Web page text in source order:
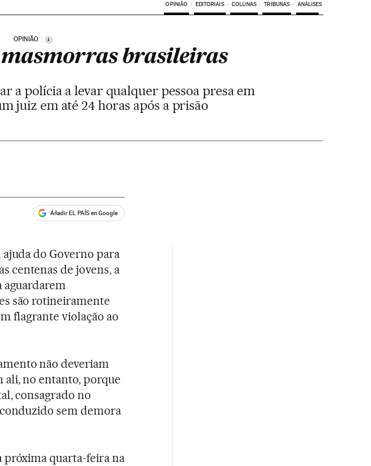
OPINIÃO EDITORIAIS COLUNAS TRIBUNAS ANÁLISES
OPINIÃO i
masmorras brasileiras
a polícia a levar qualquer pessoa presa em
juiz em até 24 horas após a prisão
Añadir EL PAÍS en Google
do Governo para
centenas de jovens, a
aguardarem
são rotineiramente
flagrante violação ao
não deveriam
ali, no entanto, porque
consagrado no
sem demora
próxima quarta-feira na